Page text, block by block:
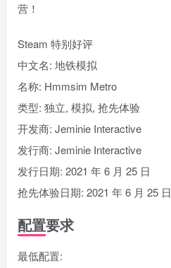
营！
Steam 特别好评
中文名: 地铁模拟
名称: Hmmsim Metro
类型: 独立, 模拟, 抢先体验
开发商: Jeminie Interactive
发行商: Jeminie Interactive
发行日期: 2021 年 6 月 25 日
抢先体验日期: 2021 年 6 月 25 日
配置要求
最低配置: